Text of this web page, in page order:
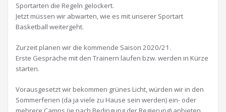
Sportarten die Regeln gelockert.
Jetzt müssen wir abwarten, wie es mit unserer Sportart
Basketball weitergeht.
Zurzeit planen wir die kommende Saison 2020/21.
Erste Gespräche mit den Trainern laufen bzw. werden in Kürze
starten.
Vorausgesetzt wir bekommen grünes Licht, würden wir in den
Sommerferien (da ja viele zu Hause sein werden) ein- oder